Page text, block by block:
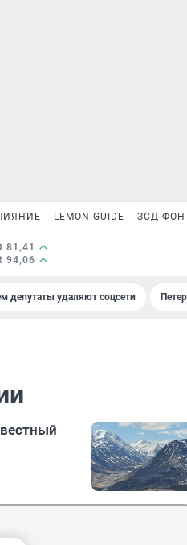
LEMON GUIDE ЗСД
81,41
94,06
депутаты удаляют соцсети